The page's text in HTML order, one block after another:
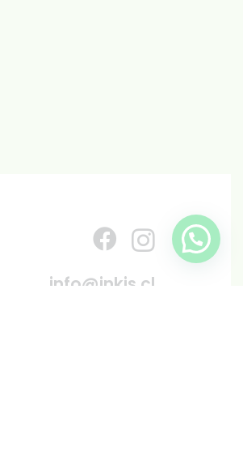
info@inkis.cl